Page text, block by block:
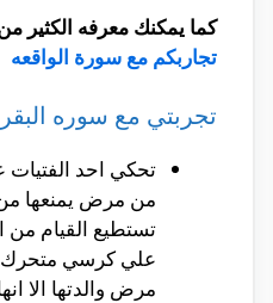
كما يمكنك معرفه الكثير
تجاربكم مع سورة الواقعه
تجربتي مع سوره
تحكي احد الفتيات
من مرض يمنعها
تستطيع القيام من
علي كرسي متحرك
مرض والدتها الا